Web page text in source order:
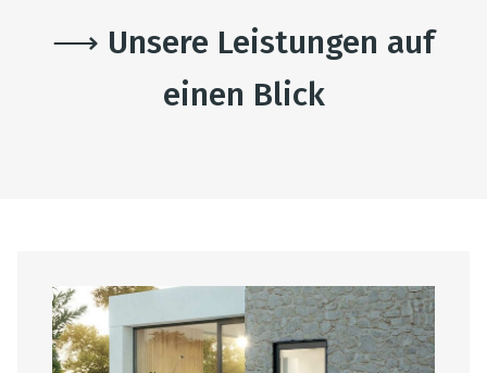
⟶ Unsere Leistungen auf
einen Blick